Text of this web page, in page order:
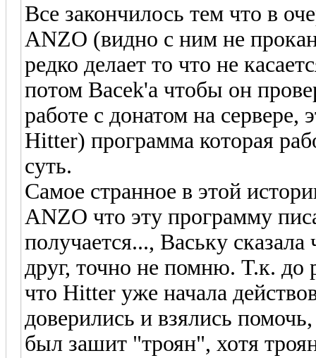
Все закончилось тем что в
ANZO (видно с ним не
редко делает то что не
потом Bacek'a чтобы он
работе с донатом на сервере,
Hitter) программа которая
суть.
Самое странное в этой
ANZO что эту программу
получается..., Ваську
друг, точно не помню. Т.к. до
что Hitter уже начала
доверились и взялись
был зашит "троян", хотя